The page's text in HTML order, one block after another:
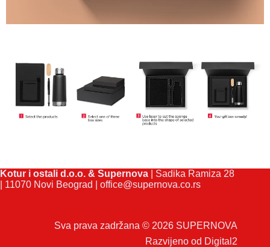
Kotur i ostali d.o.o. & Supernova | Sadika Ramiza 28
| 11070 Novi Beograd | office@supernova.co.rs
Sva prava zadržana © 2026 SUPERNOVA
Razvijeno od Digital2